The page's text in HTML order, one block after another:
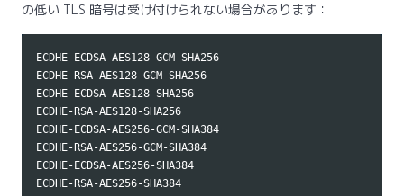
の低い TLS 暗号は受け付けられない場合があります：
ECDHE-ECDSA-AES128-GCM-SHA256
ECDHE-RSA-AES128-GCM-SHA256
ECDHE-ECDSA-AES128-SHA256
ECDHE-RSA-AES128-SHA256
ECDHE-ECDSA-AES256-GCM-SHA384
ECDHE-RSA-AES256-GCM-SHA384
ECDHE-ECDSA-AES256-SHA384